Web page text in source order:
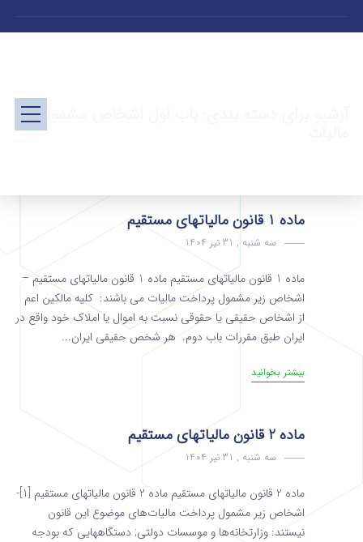
آرشیو برای دسته بندی: باب اول اشخاص مشمول
ماده 1 قانون مالیاتهای مستقیم
سه شنبه , 31 تیر 1404
ماده 1 قانون مالیاتهای مستقیم ماده 1 قانون مالیاتهای مستقیم –
اشخاص زیر مشمول پرداخت مالیات می باشند: کلیه مالکین اعم
از اشخاص حقیقی یا حقوقی نسبت به اموال یا املاک خود واقع در
ایران طبق مقررات باب دوم. هر شخص حقیقی ایران...
بیشتر بخوانید
ماده 2 قانون مالیاتهای مستقیم
سه شنبه , 31 تیر 1404
ماده 2 قانون مالیاتهای مستقیم ماده 2 قانون مالیاتهای مستقیم [1]-
اشخاص زیر مشمول پرداخت مالیات‌های موضوع این قانون
نیستند: وزارتخانه‌ها و موسسات دولتی; دستگاه­هایی که بودجه